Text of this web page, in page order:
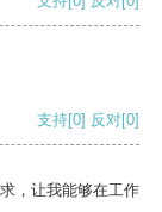
支持[0] 反对[0]
，让我能够在工作